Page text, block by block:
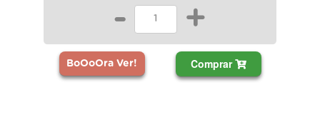
- +
BoOoOra Ver! Comprar